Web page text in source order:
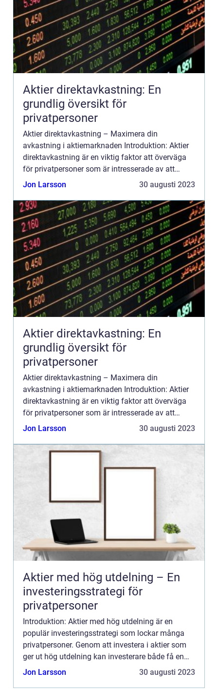
Aktier direktavkastning: En
grundlig översikt för
privatpersoner
Aktier direktavkastning – Maximera din
avkastning i aktiemarknaden Introduktion: Aktier
direktavkastning är en viktig faktor att överväga
för privatpersoner som är intresserade av att
investera i aktiemarknaden. I denna artikel
Jon Larsson 30 augusti 2023
Aktier direktavkastning: En
grundlig översikt för
privatpersoner
Aktier direktavkastning – Maximera din
avkastning i aktiemarknaden Introduktion: Aktier
direktavkastning är en viktig faktor att överväga
för privatpersoner som är intresserade av att
investera i aktiemarknaden. I denna artikel
Jon Larsson 30 augusti 2023
Aktier med hög utdelning – En
investeringsstrategi för
privatpersoner
Introduktion: Aktier med hög utdelning är en
populär investeringsstrategi som lockar många
privatpersoner. Genom att investera i aktier som
ger ut hög utdelning kan investerare både få en
regelbunden inkomstkälla och dra nytta av
Jon Larsson 30 augusti 2023